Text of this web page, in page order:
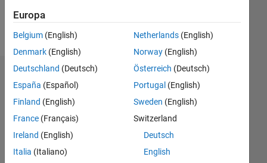
Follow
Statistica
M…
-2
-1 4
5
Europa
Belgium (English)
Denmark (English)
Deutschland (Deutsch)
España (Español)
Finland (English)
France (Français)
Ireland (English)
Italia (Italiano)
Netherlands(English)
Norway(English)
Österreich (Deutsch)
Portugal (English)
Sweden (English)
Switzerland
Deutsch
English